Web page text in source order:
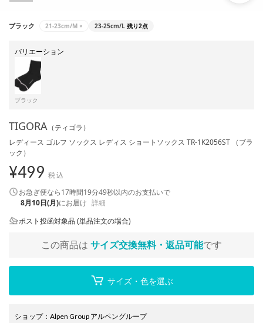
ブラック 21-23cm/M × 23-25cm/L 残り2点
バリエーション
ブラック
TIGORA （ティゴラ）
レディース ゴルフ ソックス レディス ショートソックス TR-1K2056ST （ブラ
ック）
¥499 税込
お急ぎ便なら17時間19分49秒以内のお支払いで
8月10日(月)にお届け 詳細
ポスト投函対象品 (単品注文の場合)
この商品は サイズ交換無料・返品可能です
サイズ・色を選ぶ
ショップ： Alpen Group アルペングループ